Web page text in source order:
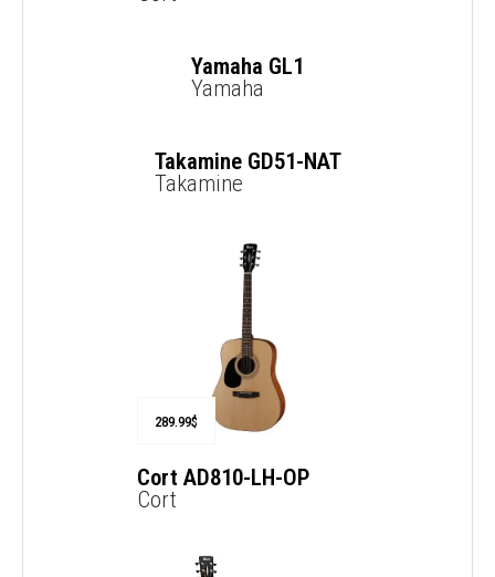
Yamaha GL1
Yamaha
Takamine GD51-NAT
Takamine
289.99$
Cort AD810-LH-OP
Cort